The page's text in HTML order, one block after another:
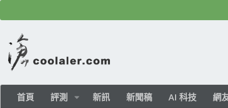
首頁 評測 新訊 新聞稿 AI 科技 網